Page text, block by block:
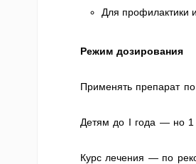
Для профилактики
Режим дозирования
Применять препарат
Детям до I года — но 1
Курс лечения — по